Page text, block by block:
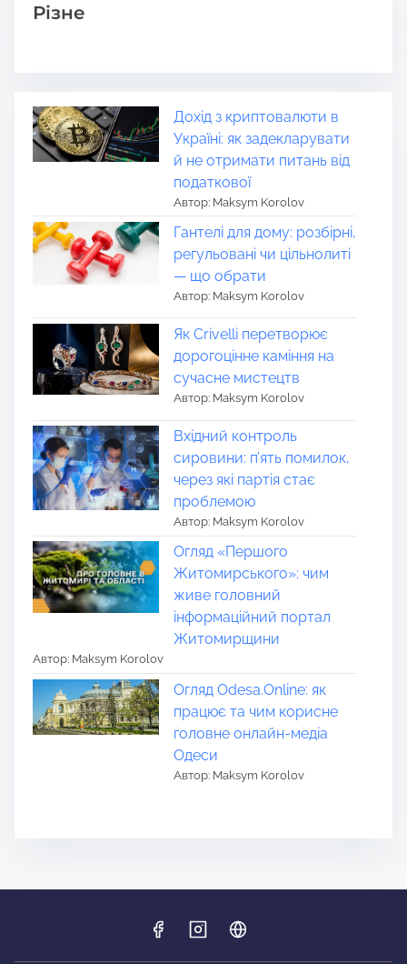
Різне
Дохід з криптовалюти в
Україні: як задекларувати
й не отримати питань від
податкової
Автор: Maksym Korolov
Гантелі для дому: розбірні,
регульовані чи цільнолиті
— що обрати
Автор: Maksym Korolov
Як Crivelli перетворює
дорогоцінне каміння на
сучасне мистецтв
Автор: Maksym Korolov
Вхідний контроль
сировини: п’ять помилок,
через які партія стає
проблемою
Автор: Maksym Korolov
Огляд «Першого
Житомирського»: чим
живе головний
інформаційний портал
Житомирщини
Автор: Maksym Korolov
Огляд Odesa.Online: як
працює та чим корисне
головне онлайн-медіа
Одеси
Автор: Maksym Korolov